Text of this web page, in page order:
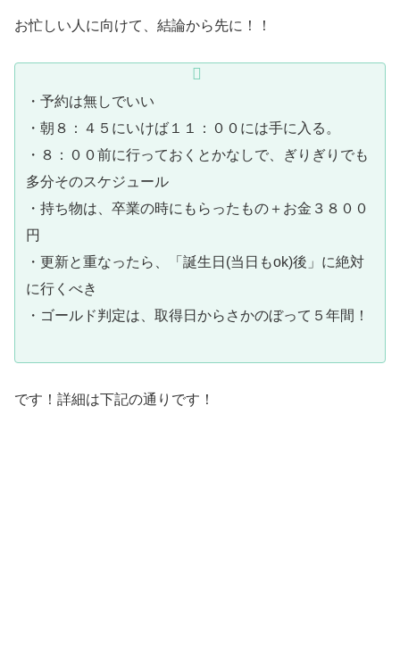
お忙しい人に向けて、結論から先に！！
・予約は無しでいい
・朝８：４５にいけば１１：００には手に入る。
・８：００前に行っておくとかなしで、ぎりぎりでも
多分そのスケジュール
・持ち物は、卒業の時にもらったもの＋お金３８００
円
・更新と重なったら、「誕生日(当日もok)後」に絶対
に行くべき
・ゴールド判定は、取得日からさかのぼって５年間！
です！詳細は下記の通りです！